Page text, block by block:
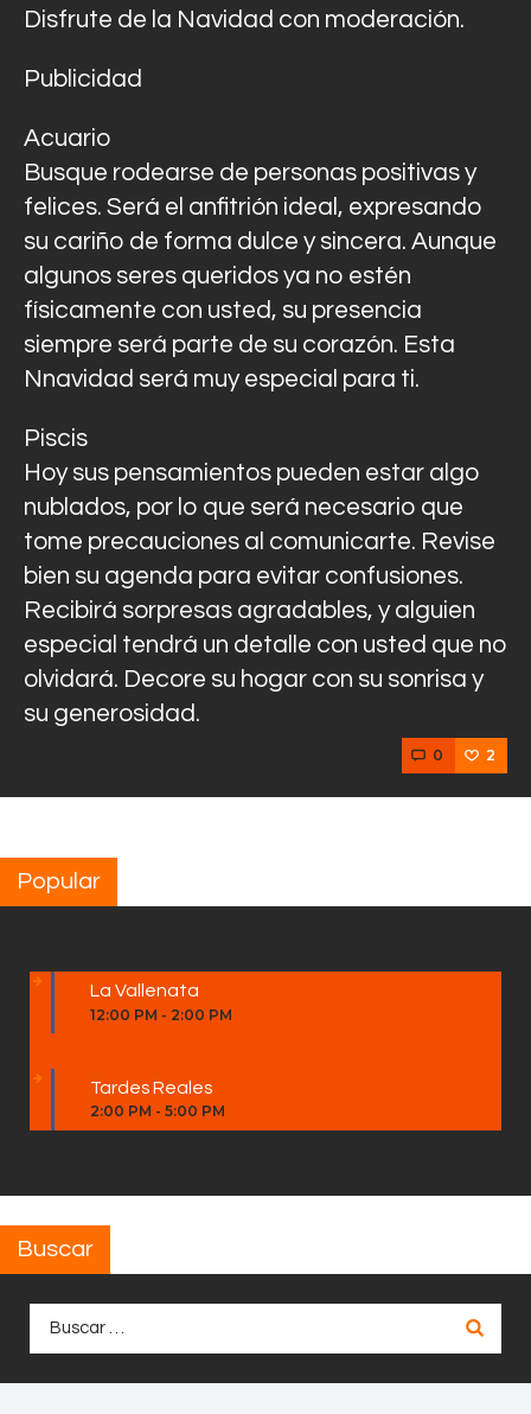
Disfrute de la Navidad con moderación.
Publicidad
Acuario
Busque rodearse de personas positivas y
felices. Será el anfitrión ideal, expresando
su cariño de forma dulce y sincera. Aunque
algunos seres queridos ya no estén
físicamente con usted, su presencia
siempre será parte de su corazón. Esta
Nnavidad será muy especial para ti.
Piscis
Hoy sus pensamientos pueden estar algo
nublados, por lo que será necesario que
tome precauciones al comunicarte. Revise
bien su agenda para evitar confusiones.
Recibirá sorpresas agradables, y alguien
especial tendrá un detalle con usted que no
olvidará. Decore su hogar con su sonrisa y
su generosidad.
0 2
Popular
La Vallenata
12:00 PM - 2:00 PM
Tardes Reales
2:00 PM - 5:00 PM
Buscar